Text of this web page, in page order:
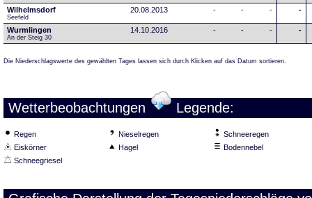
Wilhelmsdorf
Seefeld
20.08.2013 - - - -
Wurmlingen
An der Steig 30
14.10.2016 - - - -
Die Niederschlagswerte des gewählten Tages lassen sich durch Klicken auf das Datum sortieren.
Wetterbeobachtungen Legende:
Regen Nieselregen
Schneeregen
Eiskörner
Hagel
Bodennebel
Schneegriesel